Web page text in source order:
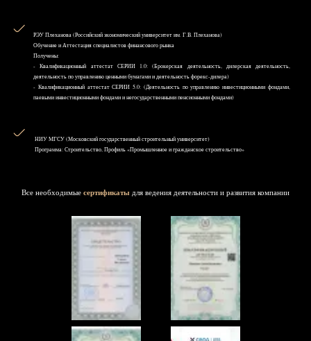
РЭУ Плеханова (Российский экономический университет им. Г.В. Плеханова)
Обучение и Аттестация специалистов финансового рынка
Получены:
- Квалификационный аттестат СЕРИИ 1.0: (Брокерская деятельность, дилерская деятельность,
деятельность по управлению ценными бумагами и деятельность форекс-дилера)
- Квалификационный аттестат СЕРИИ 5.0: (Деятельность по управлению инвестиционными фондами,
паевыми инвестиционными фондами и негосударственными пенсионными фондами)
НИУ MГСУ (Московский государственный строительный университет)
Программа: Строительство, Профиль «Промышленное и гражданское строительство»
Все необходимые сертификаты для ведения деятельности и развития компании